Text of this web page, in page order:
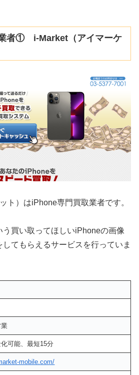
者① i-Market（アイマーケ
ト）はiPhone専門買取業者です。
う買い取ってほしいiPhoneの画像
てもらえるサービスを行っていま
可能、最短15分
mobile.com/